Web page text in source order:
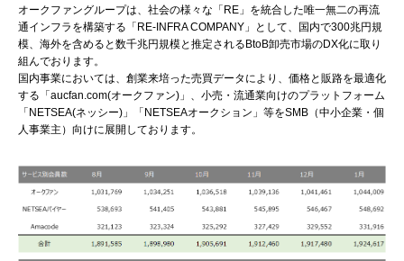
オークファングループは、社会の様々な「RE」を統合した唯一無二の再流
通インフラを構築する「RE-INFRA COMPANY」として、国内で300兆円規
模、海外を含めると数千兆円規模と推定されるBtoB卸売市場のDX化に取り
組んでおります。
国内事業においては、創業来培った売買データにより、価格と販路を最適化
する「aucfan.com(オークファン)」、小売・流通業向けのプラットフォーム
「NETSEA(ネッシー)」「NETSEAオークション」等をSMB（中小企業・個
人事業主）向けに展開しております。